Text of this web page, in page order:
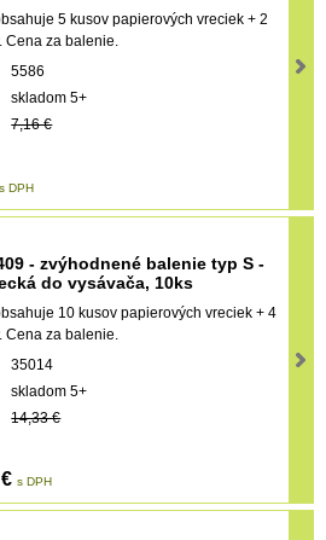
5 kusov papierových vreciek + 2
Cena za balenie.
5586
skladom 5+
7,16 €
s DPH
- zvýhodnené balenie typ S -
do vysávača, 10ks
10 kusov papierových vreciek + 4
Cena za balenie.
35014
skladom 5+
14,33 €
s DPH